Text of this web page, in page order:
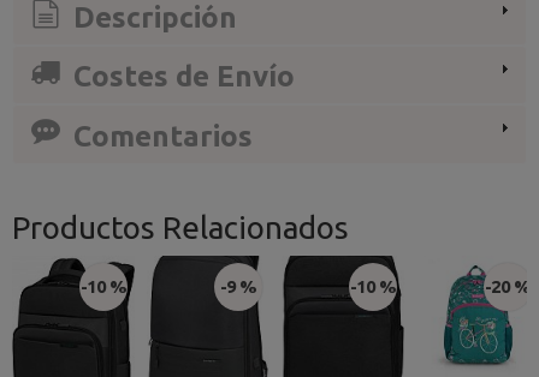
Descripción
Costes de Envío
Comentarios
Productos Relacionados
-10 % -9 % -10 % -20 %